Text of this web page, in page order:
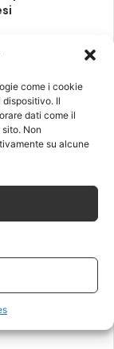
come i cookie
Il
dati come il
Non
su alcune